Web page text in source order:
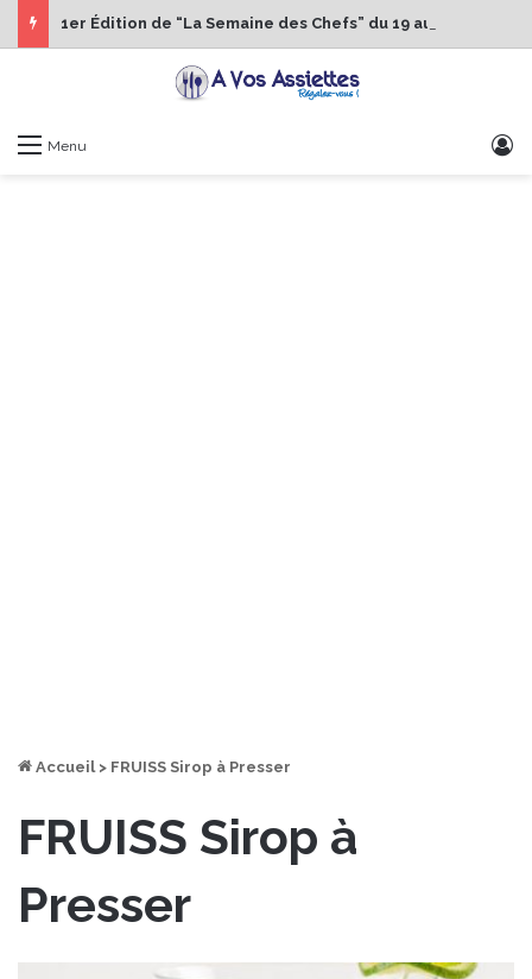
Menu
Accueil > FRUISS Sirop à Presser
FRUISS Sirop à
Presser